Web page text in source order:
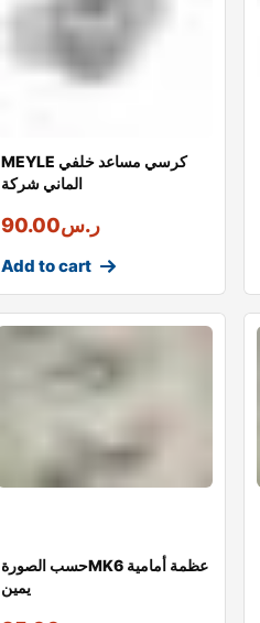
MEYLE كرسي مساعد خلفي
الماني شركة
ر.س90.00
Add to cart
حسب الصورةMK6 عظمة أمامية
يمين